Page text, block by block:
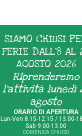
SIAMO CHIUSI
FERIE DALL'8 AL
AGOSTO 2026
Riprenderemo
l'attività lunedì
agosto
ORARIO DI APERTURA
Lun-Ven 8.15-12.15 / 13.00-
Sab 9.00-13.00
DOMENICA CHIUSO